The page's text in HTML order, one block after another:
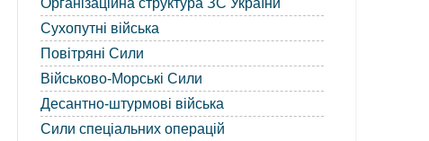
Сухопутні війська
Повітряні Сили
Військово-Морські Сили
Десантно-штурмові війська
Сили спеціальних операцій